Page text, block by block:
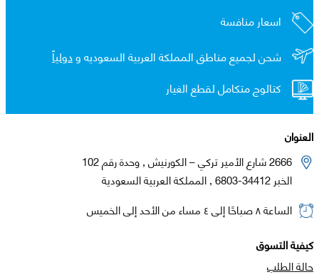
اسعار منافسة
شحن لجميع مناطق المملكة العربية السعوديه ودولياً
كتالوج متكامل لقطع الغيار
العنوان
2666 شارع الأمير تركي – الكورنيش , وحدة رقم 102
الخبر 34412-6803 , المملكة العربية السعودية
الساعة ٨ صباحًا إلى ٤ مساء من الأحد إلى الخميس
كيفية التسوق
حالة الطلب